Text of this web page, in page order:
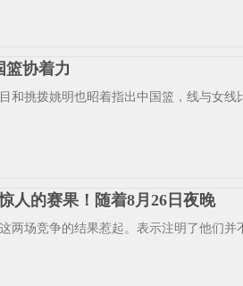
篮协着力
和挑拨姚明也昭着指出中国篮，线与女
人的赛果！随着8月26日夜晚
两场竞争的结果惹起。表示注明了他们